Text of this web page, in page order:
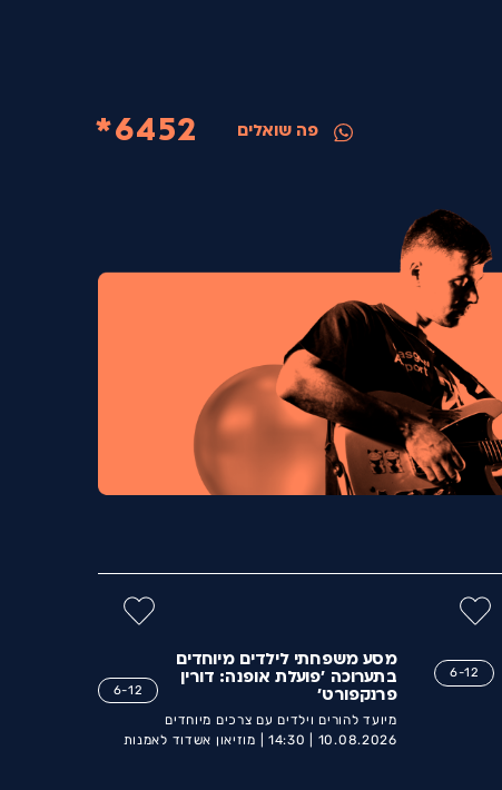
6452* פה שואלים
6-12
מסע משפחתי לילדים מיוחדים
בתערוכה 'פועלת אופנה: דורין
פרנקפורט'
מיועד להורים וילדים עם צרכים מיוחדים
6-12
10.08.2026 |
14:30 | מוזיאון אשדוד לאמנות